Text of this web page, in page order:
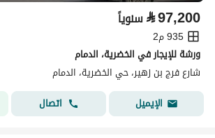
⃁97,200 سنوياً
935 م2
ورشة للإيجار في الخضرية، الدمام
شارع فرج بن زهير، حي الخضرية، الدمام
الإيميل
اتصال